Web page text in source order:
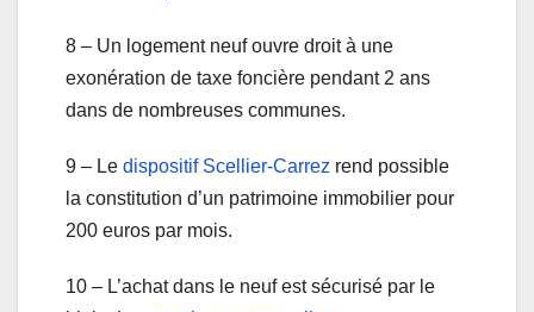
8 – Un logement neuf ouvre droit à une
exonération de taxe foncière pendant 2 ans
dans de nombreuses communes.
9 – Le dispositif Scellier-Carrez rend possible
la constitution d’un patrimoine immobilier pour
200 euros par mois.
10 – L’achat dans le neuf est sécurisé par le